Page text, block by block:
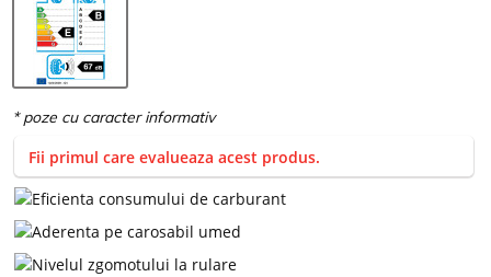
Fii primul care evalueaza acest produs.